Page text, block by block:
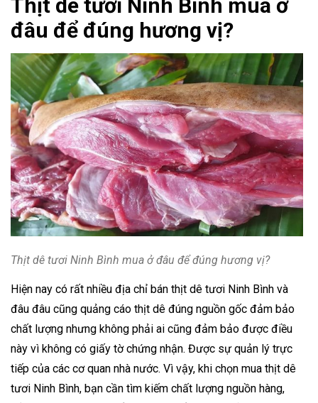
Thịt dê tươi Ninh Bình mua ở
đâu để đúng hương vị?
Thịt dê tươi Ninh Bình mua ở đâu để đúng hương vị?
Hiện nay có rất nhiều địa chỉ bán thịt dê tươi Ninh Bình và
đâu đâu cũng quảng cáo thịt dê đúng nguồn gốc đảm bảo
chất lượng nhưng không phải ai cũng đảm bảo được điều
này vì không có giấy tờ chứng nhận. Được sự quản lý trực
tiếp của các cơ quan nhà nước. Vì vậy, khi chọn mua thịt dê
tươi Ninh Bình, bạn cần tìm kiếm chất lượng nguồn hàng,